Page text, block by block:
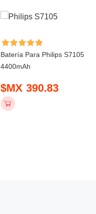
Batería Para Philips S7105
4400mAh
$MX 390.83